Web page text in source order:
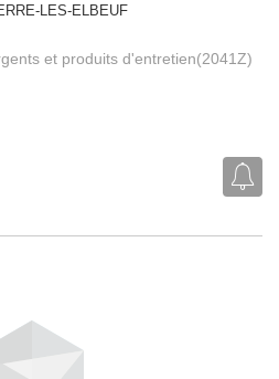
LES-ELBEUF
et produits d'entretien(2041Z)